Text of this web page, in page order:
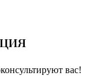
вас!